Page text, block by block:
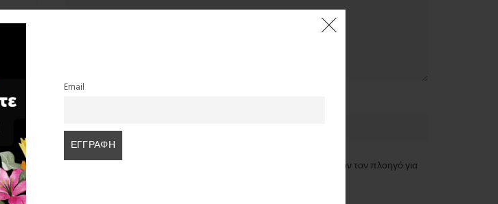
Email
Αποθήκευσε το όνομά μου, email, και τον ιστότοπο μου σε αυτόν τον πλοηγό για